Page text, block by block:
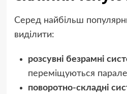
Серед найбільш
виділити:
розсувні безрамні
переміщуються
поворотно-складні